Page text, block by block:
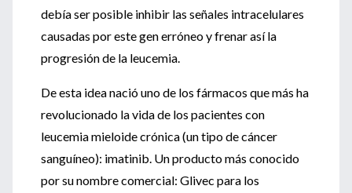
debía ser posible inhibir las señales intracelulares
causadas por este gen erróneo y frenar así la
progresión de la leucemia.
De esta idea nació uno de los fármacos que más ha
revolucionado la vida de los pacientes con
leucemia mieloide crónica (un tipo de cáncer
sanguíneo): imatinib. Un producto más conocido
por su nombre comercial: Glivec para los